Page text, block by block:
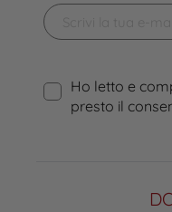
Ho letto e
presto il